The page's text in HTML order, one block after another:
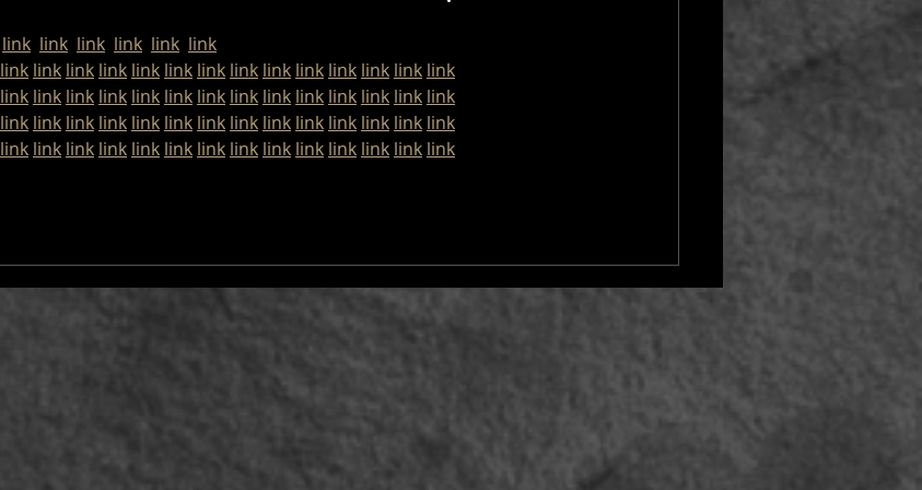
link link link link link link
link link link link link link link link link link link link link link
link link link link link link link link link link link link link link
link link link link link link link link link link link link link link
link link link link link link link link link link link link link link